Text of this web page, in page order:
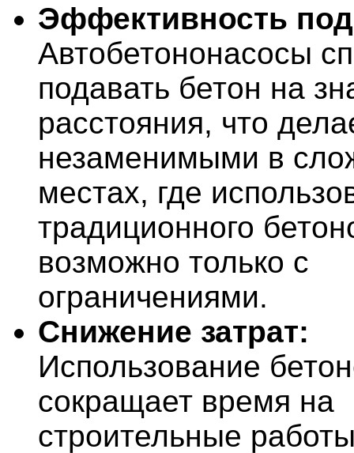
Эффективность
Автобетононасосы
подавать бетон на
расстояния, что
незаменимыми в
местах, где
традиционного
возможно только с
ограничениями.
Снижение затрат:
Использование
сокращает время на
строительные